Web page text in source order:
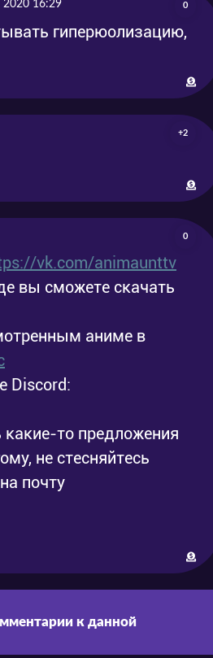
2020 16:29 0
гиперюолизацию,
+2
0
vk.com/animaunttv
вы сможете скачать
аниме в
Discord:
какие-то предложения
не стесняйтесь
почту
к данной